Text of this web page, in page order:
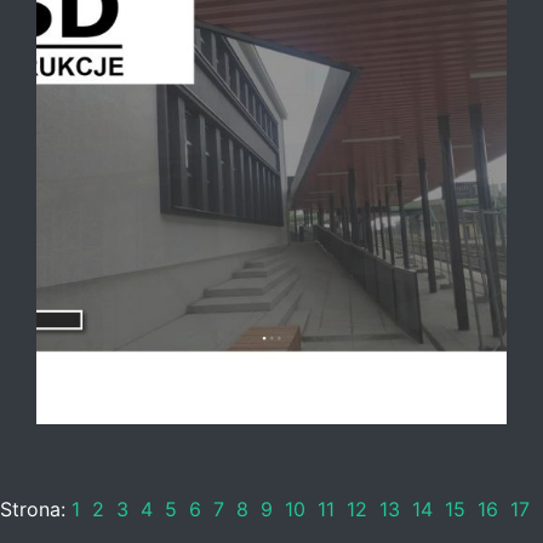
Strona: 1 2 3 4 5 6 7 8 9 10 11 12 13 14 15 16 17